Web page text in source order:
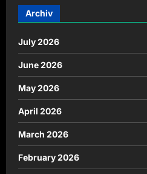
Archiv
July 2026
June 2026
May 2026
April 2026
March 2026
February 2026